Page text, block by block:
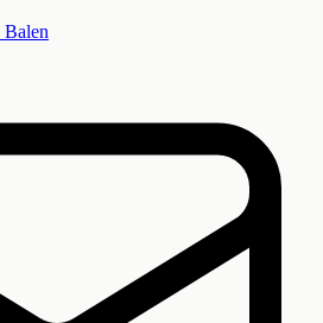
Balen